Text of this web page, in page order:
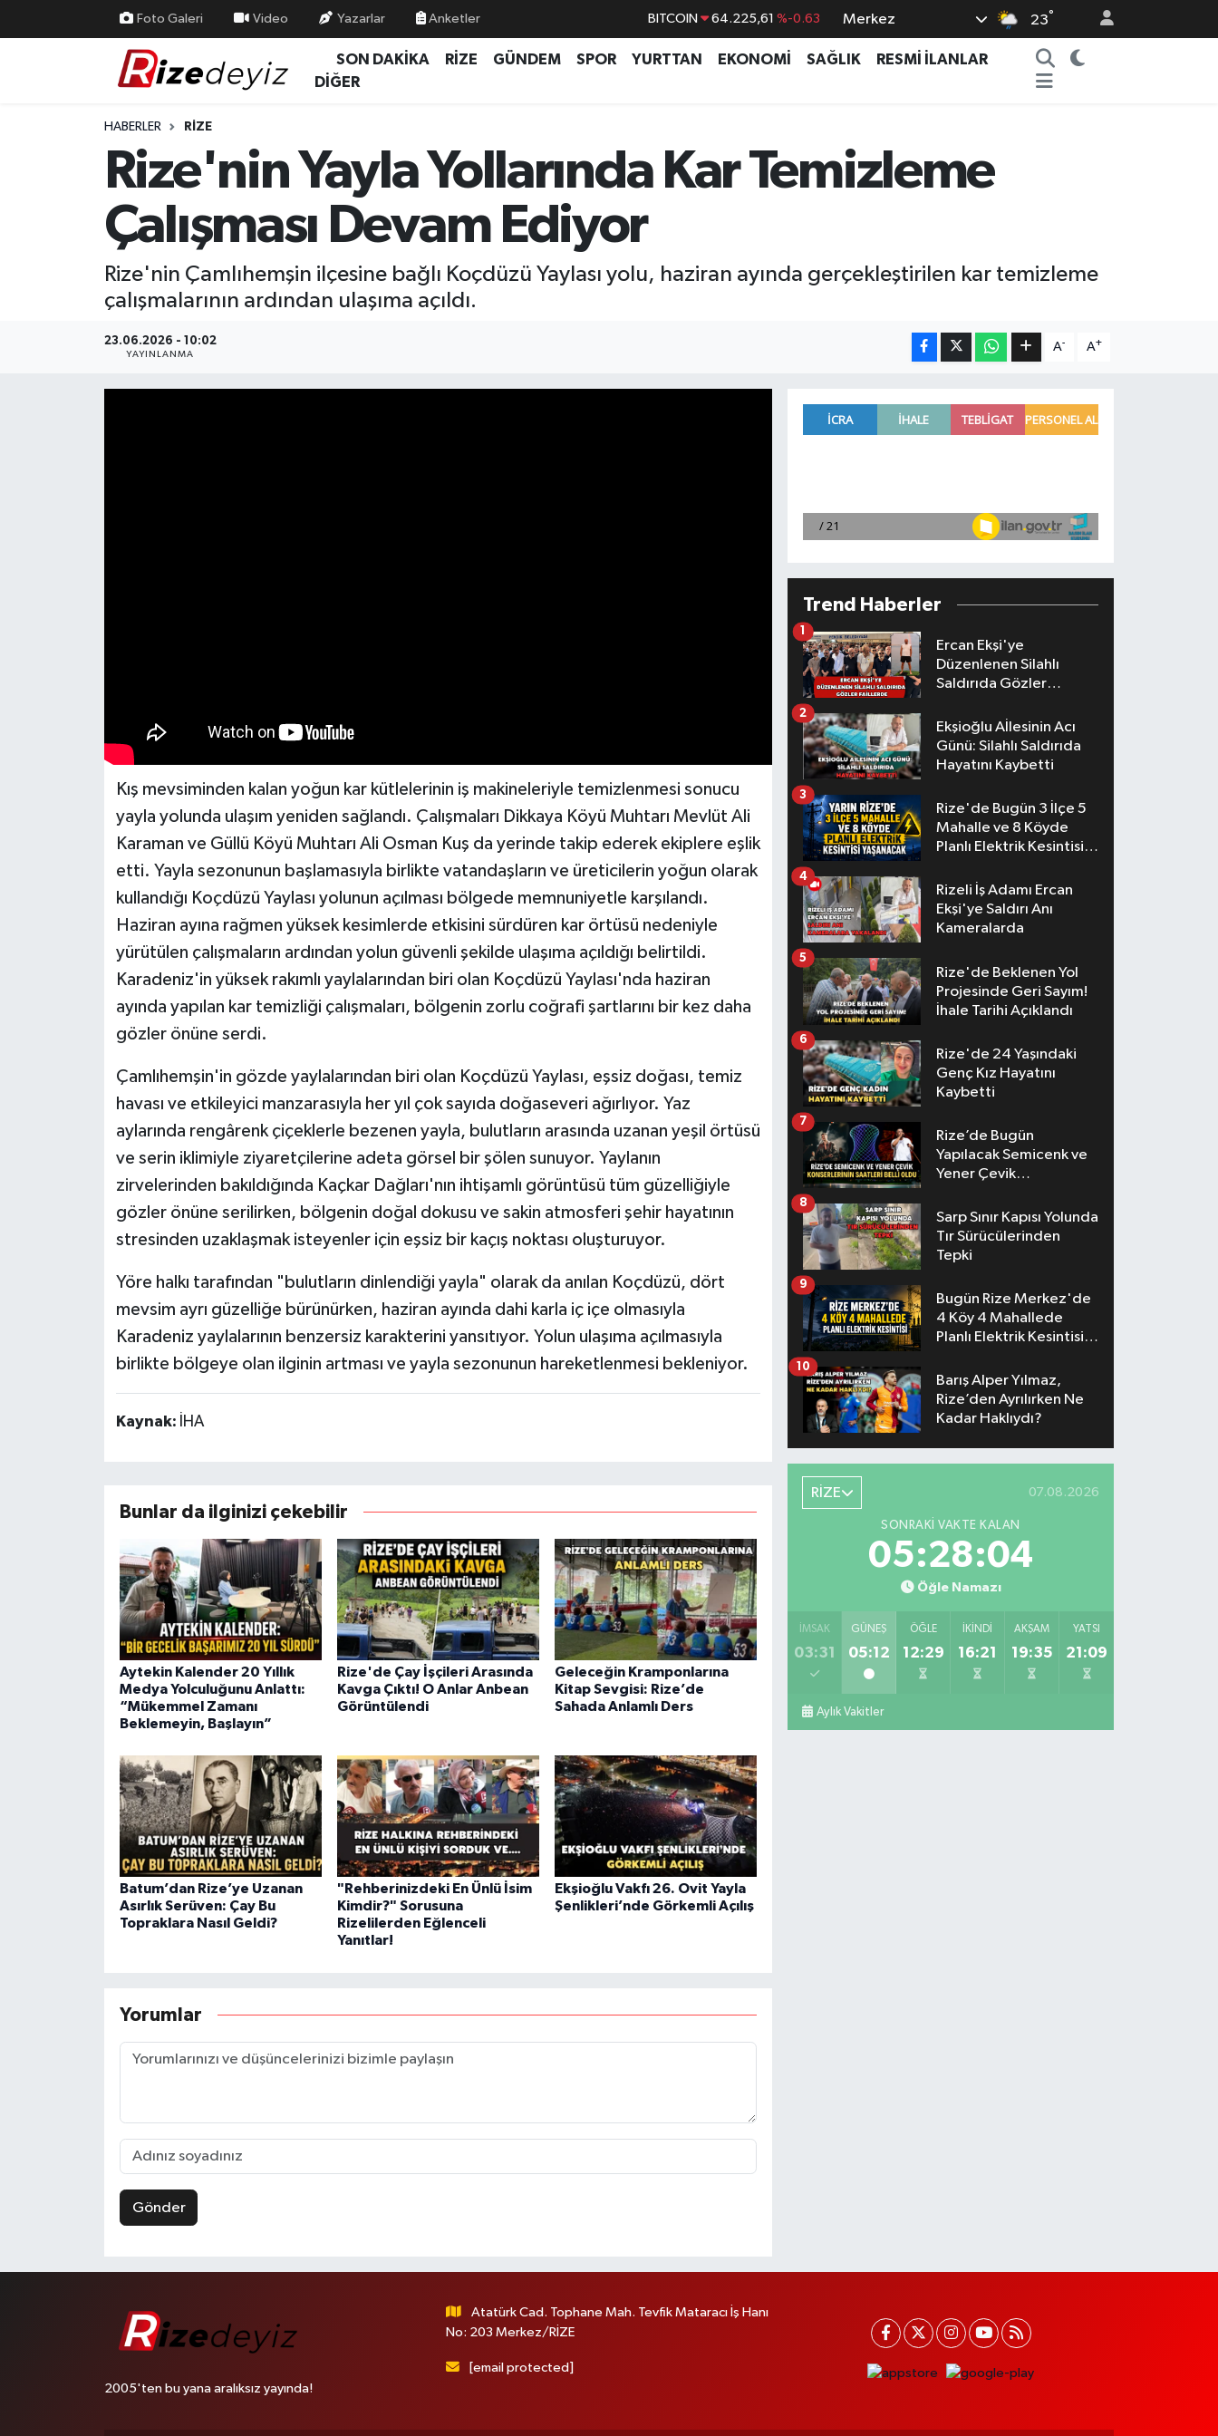
Foto Galeri Video Yazarlar Anketler BITCOIN 64.225,61 %-0.63
DOLAR 47,7143 %0.16
GRAM ALTIN 6574.81
BİST100 13.799 %70
Merkez 23°
SON DAKİKA RİZE GÜNDEM SPOR YURTTAN EKONOMİ SAĞLIK
RESMİ İLANLAR
DİĞER
HABERLER RIZE
Rize'nin Yayla Yollarında Kar Temizleme
Çalışması Devam Ediyor
Rize'nin Çamlıhemşin ilçesine bağlı Koçdüzü Yaylası yolu, haziran ayında gerçekleştirilen kar temizleme
çalışmalarının ardından ulaşıma açıldı.
23.06.2026 - 10:02
YAYINLANMA
A- A+
Kış mevsiminden kalan yoğun kar kütlelerinin iş makineleriyle temizlenmesi sonucu
yayla yolunda ulaşım yeniden sağlandı. Çalışmaları Dikkaya Köyü Muhtarı Mevlüt Ali
Karaman ve Güllü Köyü Muhtarı Ali Osman Kuş da yerinde takip ederek ekiplere eşlik
etti. Yayla sezonunun başlamasıyla birlikte vatandaşların ve üreticilerin yoğun olarak
kullandığı Koçdüzü Yaylası yolunun açılması bölgede memnuniyetle karşılandı.
Haziran ayına rağmen yüksek kesimlerde etkisini sürdüren kar örtüsü nedeniyle
yürütülen çalışmaların ardından yolun güvenli şekilde ulaşıma açıldığı belirtildi.
Karadeniz'in yüksek rakımlı yaylalarından biri olan Koçdüzü Yaylası'nda haziran
ayında yapılan kar temizliği çalışmaları, bölgenin zorlu coğrafi şartlarını bir kez daha
gözler önüne serdi.
Çamlıhemşin'in gözde yaylalarından biri olan Koçdüzü Yaylası, eşsiz doğası, temiz
havası ve etkileyici manzarasıyla her yıl çok sayıda doğaseveri ağırlıyor. Yaz
aylarında rengârenk çiçeklerle bezenen yayla, bulutların arasında uzanan yeşil örtüsü
ve serin iklimiyle ziyaretçilerine adeta görsel bir şölen sunuyor. Yaylanın
zirvelerinden bakıldığında Kaçkar Dağları'nın ihtişamlı görüntüsü tüm güzelliğiyle
gözler önüne serilirken, bölgenin doğal dokusu ve sakin atmosferi şehir hayatının
stresinden uzaklaşmak isteyenler için eşsiz bir kaçış noktası oluşturuyor.
Yöre halkı tarafından "bulutların dinlendiği yayla" olarak da anılan Koçdüzü, dört
mevsim ayrı güzelliğe bürünürken, haziran ayında dahi karla iç içe olmasıyla
Karadeniz yaylalarının benzersiz karakterini yansıtıyor. Yolun ulaşıma açılmasıyla
birlikte bölgeye olan ilginin artması ve yayla sezonunun hareketlenmesi bekleniyor.
Kaynak: İHA
Bunlar da ilginizi çekebilir
Aytekin Kalender 20 Yıllık
Medya Yolculuğunu Anlattı:
“Mükemmel Zamanı
Beklemeyin, Başlayın”
Rize'de Çay İşçileri Arasında
Kavga Çıktı! O Anlar Anbean
Görüntülendi
Geleceğin Kramponlarına
Kitap Sevgisi: Rize’de
Sahada Anlamlı Ders
Batum’dan Rize’ye Uzanan
Asırlık Serüven: Çay Bu
Topraklara Nasıl Geldi?
"Rehberinizdeki En Ünlü İsim
Kimdir?" Sorusuna
Rizelilerden Eğlenceli
Yanıtlar!
Ekşioğlu Vakfı 26. Ovit Yayla
Şenlikleri’nde Görkemli Açılış
Yorumlar
Gönder
Trend Haberler
Ercan Ekşi'ye
Düzenlenen Silahlı
Saldırıda Gözler
1
Ekşioğlu Aİlesinin Acı
Günü: Silahlı Saldırıda
Hayatını Kaybetti
2
Rize'de Bugün 3 İlçe 5
Mahalle ve 8 Köyde
Planlı Elektrik Kesintisi
3
Rizeli İş Adamı Ercan
Ekşi'ye Saldırı Anı
Kameralarda
4
Rize'de Beklenen Yol
Projesinde Geri Sayım!
İhale Tarihi Açıklandı
5
Rize'de 24 Yaşındaki
Genç Kız Hayatını
Kaybetti
6
Rize’de Bugün
Yapılacak Semicenk ve
Yener Çevik
Belli Oldu
7
Sarp Sınır Kapısı Yolunda
Tır Sürücülerinden
Tepki
8
Bugün Rize Merkez'de
4 Köy 4 Mahallede
Planlı Elektrik Kesintisi
9
Barış Alper Yılmaz,
Rize’den Ayrılırken Ne
Kadar Haklıydı?
10
RİZE 07.08.2026
SONRAKI VAKTE KALAN
05:28:03
Öğle Namazı
İMSAK
03:31
GÜNEŞ
05:12
ÖĞLE
12:29
İKINDI
16:21
AKŞAM
19:35
YATSI
21:09
Aylık Vakitler
2005'ten bu yana aralıksız yayında!
Atatürk Cad. Tophane Mah. Tevfik Mataracı İş Hanı
No: 203 Merkez/RİZE
[email protected]
Yurttan Haberler
Ekonomi
Teknoloji
Rize Nöbetçi Eczaneler
Rize Trafik Yoğunluk Haritası
Süper Lig Puan Durumu ve Fikstür
Tüm Manşetler
Son Dakika Haberleri
Haber Arşivi